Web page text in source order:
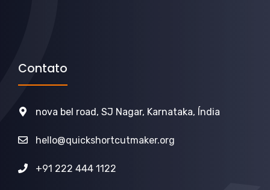
Contato
nova bel road, SJ Nagar, Karnataka, Índia
hello@quickshortcutmaker.org
+91 222 444 1122